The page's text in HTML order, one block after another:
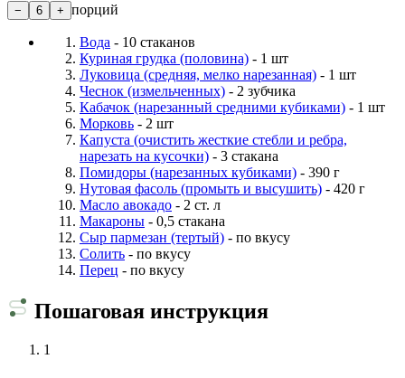
− 6 + порций
Вода - 10 стаканов
Куриная грудка (половина) - 1 шт
Луковица (средняя, ​​мелко нарезанная) - 1 шт
Чеснок (измельченных) - 2 зубчика
Кабачок (нарезанный средними кубиками) - 1 шт
Морковь - 2 шт
Капуста (очистить жесткие стебли и ребра,
нарезать на кусочки) - 3 стакана
Помидоры (нарезанных кубиками) - 390 г
Нутовая фасоль (промыть и высушить) - 420 г
Масло авокадо - 2 ст. л
Макароны - 0,5 стакана
Сыр пармезан (тертый) - по вкусу
Солить - по вкусу
Перец - по вкусу
Пошаговая инструкция
1